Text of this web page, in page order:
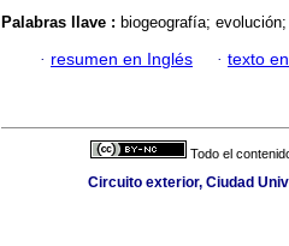
Palabras llave : biogeografía;
· resumen en Inglés · texto
Todo el
Circuito exterior, Ciudad